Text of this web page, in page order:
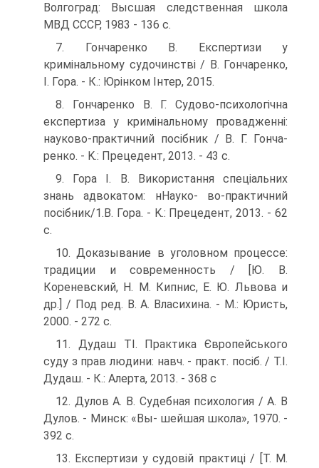
Волгоград: Высшая следственная школа
МВД СССР, 1983 - 136 с.
7. Гончаренко В. Експертизи у
кримінальному судочинстві / В. Гончаренко,
I. Гора. - К.: Юрінком Інтер, 2015.
8. Гончаренко В. Г. Судово-психологічна
експертиза у криміналь­ному провадженні:
науково-практичний посібник / В. Г. Гонча­
ренко. - K.: Прецедент, 2013. - 43 с.
9. Гора І. В. Використання спеціальних
знань адвокатом: нНауко- во-практичний
посібник/1.В. Гора. - K.: Прецедент, 2013. - 62
с.
10. Доказывание в уголовном процессе:
традиции и современ­ность / [Ю. В.
Кореневский, H. М. Кипнис, Е. Ю. Львова и
др.] / Под ред. В. А. Власихина. - M.: Юристь,
2000. - 272 с.
11. Дудаш TI. Практика Європейського
суду з прав людини: навч. - практ. посіб. / Т.I.
Дудаш. - К.: Алерта, 2013. - 368 с
12. Дулов А. В. Судебная психология / А. В
Дулов. - Минск: «Вы- шейшая школа», 1970. -
392 с.
13. Експертизи у судовій практиці / [Т. М.